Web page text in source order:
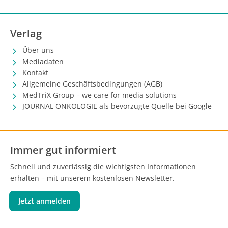
Verlag
Über uns
Mediadaten
Kontakt
Allgemeine Geschäftsbedingungen (AGB)
MedTriX Group – we care for media solutions
JOURNAL ONKOLOGIE als bevorzugte Quelle bei Google
Immer gut informiert
Schnell und zuverlässig die wichtigsten Informationen
erhalten – mit unserem kostenlosen Newsletter.
Jetzt anmelden